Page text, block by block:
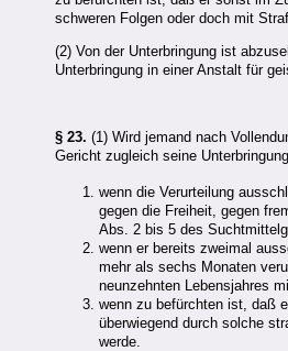
schweren Folgen oder doch mit
(2) Von der Unterbringung ist
Unterbringung in einer Anstalt für
§ 23. (1) Wird jemand nach
Gericht zugleich seine
wenn die Verurteilung
gegen die Freiheit, gegen
Abs. 2 bis 5 des
wenn er bereits zweimal
mehr als sechs Monaten
neunzehnten Lebensjahres
wenn zu befürchten ist, daß
überwiegend durch solche
werde.